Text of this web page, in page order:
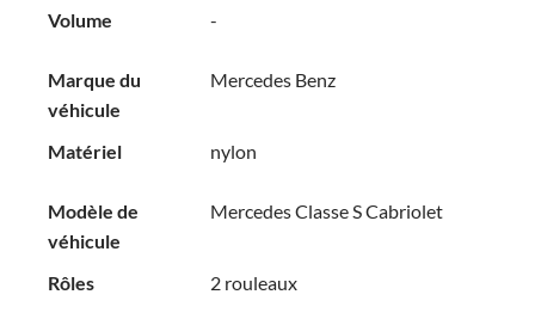
Volume -
Marque du
véhicule
Mercedes Benz
Matériel nylon
Modèle de
véhicule
Mercedes Classe S Cabriolet
Rôles 2 rouleaux